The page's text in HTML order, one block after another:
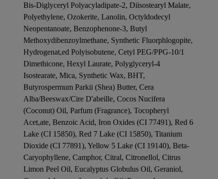
Bis-Diglyceryl Polyacyladipate-2, Diisostearyl Malate,
Polyethylene, Ozokerite, Lanolin, Octyldodecyl
Neopentanoate, Benzophenone-3, Butyl
Methoxydibenzoylmethane, Synthetic Fluorphlogopite,
Hydrogenat,ed Polyisobutene, Cetyl PEG/PPG-10/1
Dimethicone, Hexyl Laurate, Polyglyceryl-4
Isostearate, Mica, Synthetic Wax, BHT,
Butyrospermum Parkii (Shea) Butter, Cera
Alba/Beeswax/Cire D'abeille, Cocos Nucifera
(Coconut) Oil, Parfum (Fragrance), Tocopheryl
Acet,ate, Benzoic Acid, Iron Oxides (CI 77491), Red 6
Lake (CI 15850), Red 7 Lake (CI 15850), Titanium
Dioxide (CI 77891), Yellow 5 Lake (CI 19140), Beta-
Caryophyllene, Camphor, Citral, Citronellol, Citrus
Limon Peel Oil, Eucalyptus Globulus Oil, Geraniol,